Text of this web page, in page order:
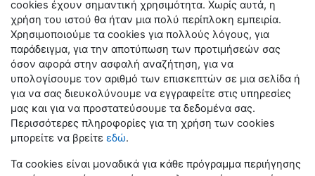
cookies έχουν σημαντική χρησιμότητα. Χωρίς αυτά, η
χρήση του ιστού θα ήταν μια πολύ περίπλοκη εμπειρία.
Χρησιμοποιούμε τα cookies για πολλούς λόγους, για
παράδειγμα, για την αποτύπωση των προτιμήσεών σας
όσον αφορά στην ασφαλή αναζήτηση, για να
υπολογίσουμε τον αριθμό των επισκεπτών σε μια σελίδα ή
για να σας διευκολύνουμε να εγγραφείτε στις υπηρεσίες
μας και για να προστατεύσουμε τα δεδομένα σας.
Περισσότερες πληροφορίες για τη χρήση των cookies
μπορείτε να βρείτε εδώ.
Τα cookies είναι μοναδικά για κάθε πρόγραμμα περιήγησης